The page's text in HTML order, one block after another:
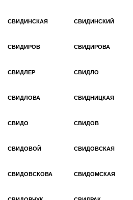
СВИДИНСКАЯ СВИДИНСКИЙ
СВИДИРОВ СВИДИРОВА
СВИДЛЕР СВИДЛО
СВИДЛОВА СВИДНИЦКАЯ
СВИДО СВИДОВ
СВИДОВОЙ СВИДОВСКАЯ
СВИДОВСКОВА СВИДОМСКАЯ